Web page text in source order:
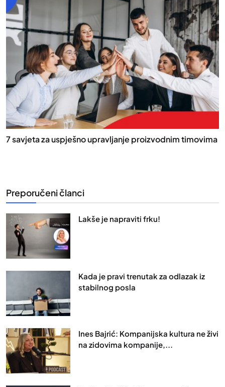
7 savjeta za uspješno upravljanje proizvodnim timovima
Preporučeni članci
Lakše je napraviti frku!
Kada je pravi trenutak za odlazak iz
stabilnog posla
Ines Bajrić: Kompanijska kultura ne živi
na zidovima kompanije,...